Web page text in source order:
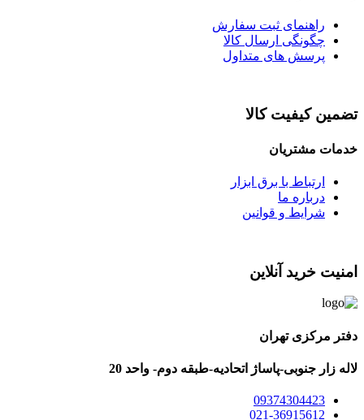
راهنمای ثبت سفارش
چگونگی ارسال کالا
پرسش های متداول
تضمین کیفیت کالا
خدمات مشتریان
ارتباط با برق ابزار
درباره ما
شرایط و قوانین
امنیت خرید آنلاین
دفتر مرکزی تهران
لاله زار جنوبی-پاساژ اتحادیه-طبقه دوم- واحد 20
09374304423
021-36915612